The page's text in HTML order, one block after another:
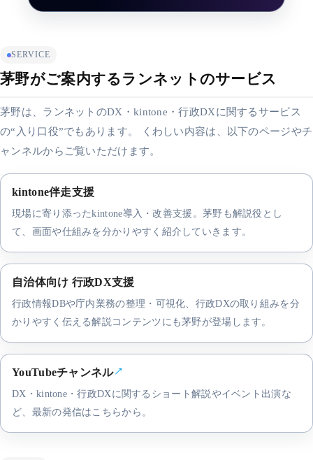
SERVICE
茅野がご案内するランネットのサービス
茅野は、ランネットのDX・kintone・行政DXに関するサービス
の“入り口役”でもあります。 くわしい内容は、以下のページやチ
ャンネルからご覧いただけます。
kintone伴走支援
現場に寄り添ったkintone導入・改善支援。茅野も解説役とし
て、画面や仕組みを分かりやすく紹介していきます。
自治体向け 行政DX支援
行政情報DBや庁内業務の整理・可視化、行政DXの取り組みを分
かりやすく伝える解説コンテンツにも茅野が登場します。
YouTubeチャンネル↗
DX・kintone・行政DXに関するショート解説やイベント出演な
ど、最新の発信はこちらから。